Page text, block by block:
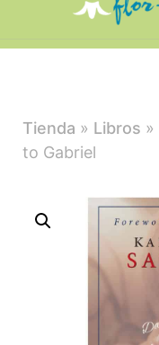
Tienda » Libros »
to Gabriel